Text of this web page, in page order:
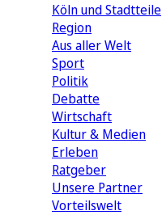
Köln und Stadtteile
Region
Aus aller Welt
Sport
Politik
Debatte
Wirtschaft
Kultur & Medien
Erleben
Ratgeber
Unsere Partner
Vorteilswelt